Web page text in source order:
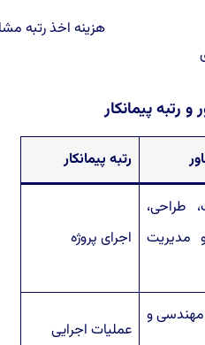
رتبه پیمانکار
رتبه پیمانکار
طراحی،
مدیریت
اجرای پروژه
و
عملیات اجرایی